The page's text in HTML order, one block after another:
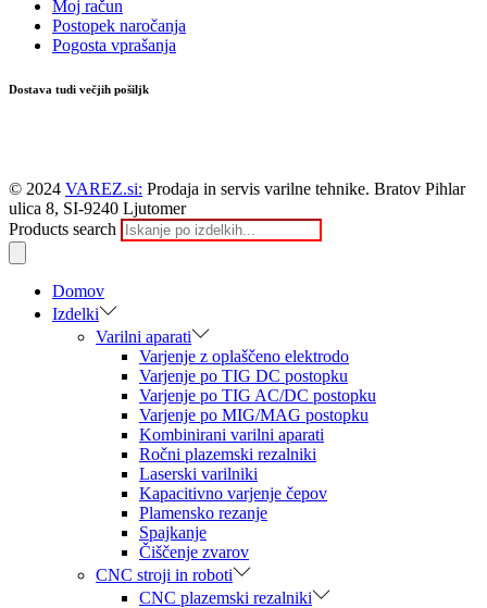
Moj račun
Postopek naročanja
Pogosta vprašanja
Dostava tudi večjih pošiljk
© 2024 VAREZ.si: Prodaja in servis varilne tehnike. Bratov Pihlar
ulica 8, SI-9240 Ljutomer
Products search
Domov
Izdelki
Varilni aparati
Varjenje z oplaščeno elektrodo
Varjenje po TIG DC postopku
Varjenje po TIG AC/DC postopku
Varjenje po MIG/MAG postopku
Kombinirani varilni aparati
Ročni plazemski rezalniki
Laserski varilniki
Kapacitivno varjenje čepov
Plamensko rezanje
Spajkanje
Čiščenje zvarov
CNC stroji in roboti
CNC plazemski rezalniki